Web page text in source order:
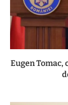
Eugen